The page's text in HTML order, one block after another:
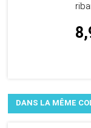
DANS LA MÊME